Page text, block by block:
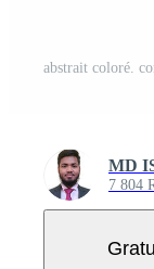
MD
7 804